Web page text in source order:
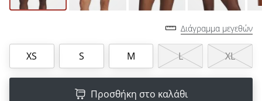
Εμφάνιση
όλων των
άρθρων
Διάγραμμα μεγεθών
XS S M L XL
Προσθήκη στο καλάθι